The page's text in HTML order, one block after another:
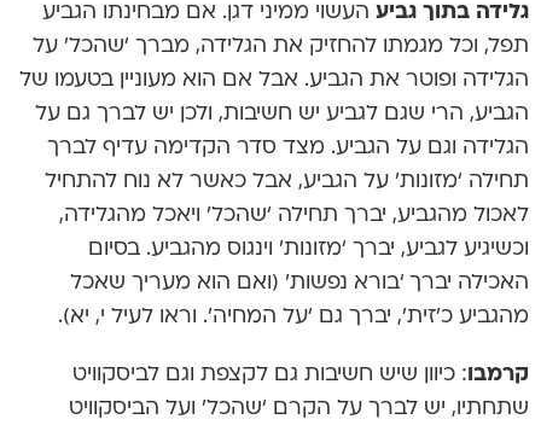
גלידה בתוך גביע העשוי ממיני דגן. אם מבחינתו הגביע
תפל, וכל מגמתו להחזיק את הגלידה, מברך ‘שהכל’ על
הגלידה ופוטר את הגביע. אבל אם הוא מעוניין בטעמו של
הגביע, הרי שגם לגביע יש חשיבות, ולכן יש לברך גם על
הגלידה וגם על הגביע. מצד סדר הקדימה עדיף לברך
תחילה ‘מזונות’ על הגביע, אבל כאשר לא נוח להתחיל
לאכול מהגביע, יברך תחילה ‘שהכל’ ויאכל מהגלידה,
וכשיגיע לגביע, יברך ‘מזונות’ וינגוס מהגביע. בסיום
האכילה יברך ‘בורא נפשות’ (ואם הוא מעריך שאכל
מהגביע כ’זית’, יברך גם ‘על המחיה’. וראו לעיל י, יא).
קרמבו : כיוון שיש חשיבות גם לקצפת וגם לביסקוויט
שתחתיו, יש לברך על הקרם ‘שהכל’ ועל הביסקוויט